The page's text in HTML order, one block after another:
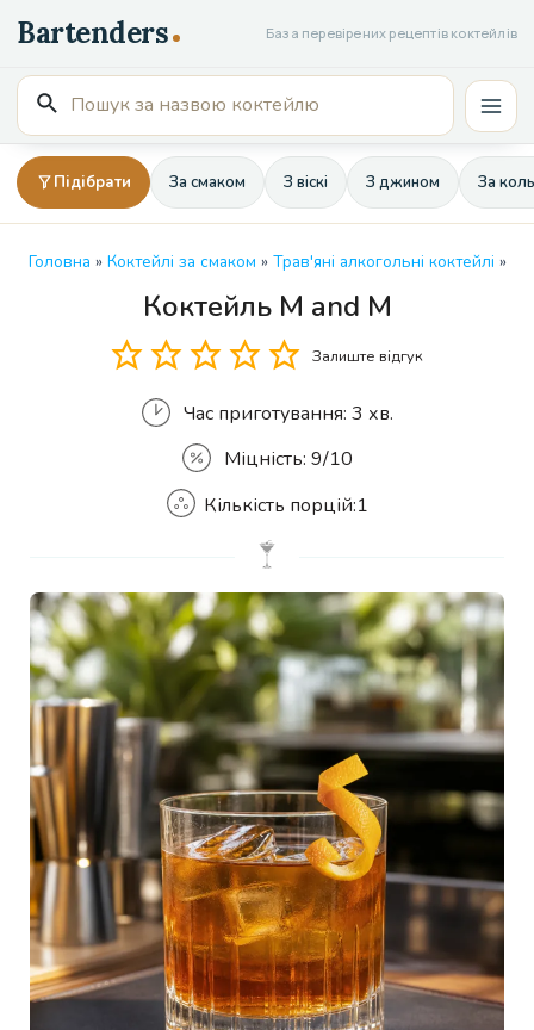
до
вмісту
База перевірених рецептів коктейлів
Пошук
для:
Підібрати За смаком З віскі З джином За
Головна » Коктейлі за смаком » Трав'яні алкогольні коктейлі »
Коктейль M and M
Залиште відгук
Час приготування: 3 хв.
Міцність: 9/10
Кількість
Кількість порцій:1